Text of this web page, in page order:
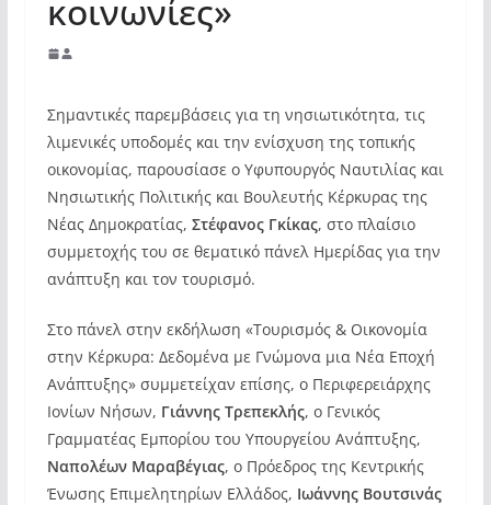
κοινωνίες»
Σημαντικές παρεμβάσεις για τη νησιωτικότητα, τις
λιμενικές υποδομές και την ενίσχυση της τοπικής
οικονομίας, παρουσίασε ο Υφυπουργός Ναυτιλίας και
Νησιωτικής Πολιτικής και Βουλευτής Κέρκυρας της
Νέας Δημοκρατίας, Στέφανος Γκίκας, στο πλαίσιο
συμμετοχής του σε θεματικό πάνελ Ημερίδας για την
ανάπτυξη και τον τουρισμό.
Στο πάνελ στην εκδήλωση «Τουρισμός & Οικονομία
στην Κέρκυρα: Δεδομένα με Γνώμονα μια Νέα Εποχή
Ανάπτυξης» συμμετείχαν επίσης, ο Περιφερειάρχης
Ιονίων Νήσων, Γιάννης Τρεπεκλής, ο Γενικός
Γραμματέας Εμπορίου του Υπουργείου Ανάπτυξης,
Ναπολέων Μαραβέγιας, ο Πρόεδρος της Κεντρικής
Ένωσης Επιμελητηρίων Ελλάδος, Ιωάννης Βουτσινάς